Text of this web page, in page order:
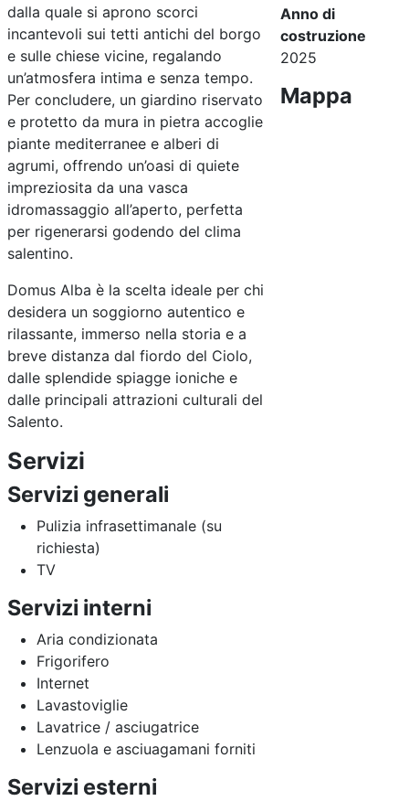
dalla quale si aprono scorci
incantevoli sui tetti antichi del borgo
e sulle chiese vicine, regalando
un’atmosfera intima e senza tempo.
Per concludere, un giardino riservato
e protetto da mura in pietra accoglie
piante mediterranee e alberi di
agrumi, offrendo un’oasi di quiete
impreziosita da una vasca
idromassaggio all’aperto, perfetta
per rigenerarsi godendo del clima
salentino.
Domus Alba è la scelta ideale per chi
desidera un soggiorno autentico e
rilassante, immerso nella storia e a
breve distanza dal fiordo del Ciolo,
dalle splendide spiagge ioniche e
dalle principali attrazioni culturali del
Salento.
Servizi
Servizi generali
Pulizia infrasettimanale (su
richiesta)
TV
Servizi interni
Aria condizionata
Frigorifero
Internet
Lavastoviglie
Lavatrice / asciugatrice
Lenzuola e asciuagamani forniti
Servizi esterni
Anno di
costruzione
2025
Mappa